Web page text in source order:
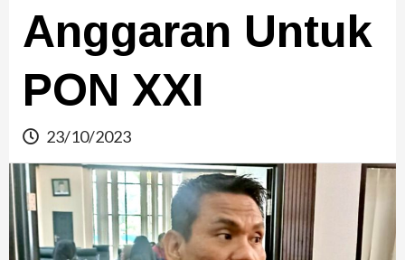
Anggaran Untuk
PON XXI
23/10/2023